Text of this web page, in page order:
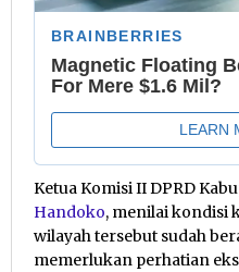
Ketua Komisi II DPRD
Handoko, menilai kondisi
wilayah tersebut sudah
memerlukan perhatian